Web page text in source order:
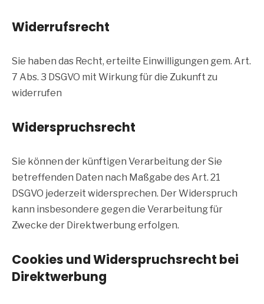
Widerrufsrecht
Sie haben das Recht, erteilte Einwilligungen gem. Art.
7 Abs. 3 DSGVO mit Wirkung für die Zukunft zu
widerrufen
Widerspruchsrecht
Sie können der künftigen Verarbeitung der Sie
betreffenden Daten nach Maßgabe des Art. 21
DSGVO jederzeit widersprechen. Der Widerspruch
kann insbesondere gegen die Verarbeitung für
Zwecke der Direktwerbung erfolgen.
Cookies und Widerspruchsrecht bei
Direktwerbung